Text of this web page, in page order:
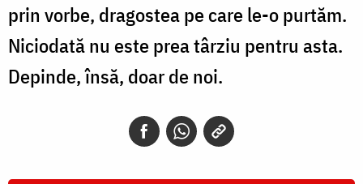
prin vorbe, dragostea pe care le-o purtăm.
Niciodată nu este prea târziu pentru asta.
Depinde, însă, doar de noi.